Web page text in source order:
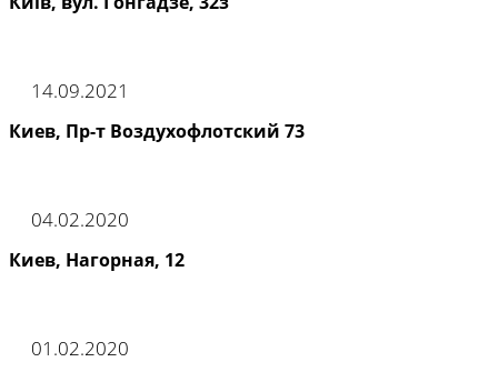
14.09.2021
Киев, Пр-т Воздухофлотский 73
04.02.2020
Киев, Нагорная, 12
01.02.2020